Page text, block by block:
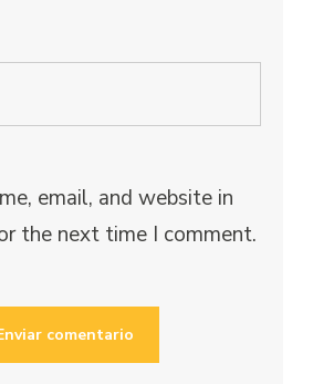
email, and website in
the next time I comment.